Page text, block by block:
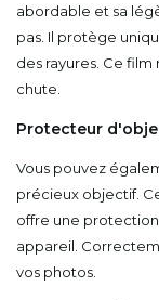
abordable et sa
pas. Il protège
des rayures. Ce
chute.
Protecteur
Vous pouvez
précieux objectif.
offre une
appareil.
vos photos.